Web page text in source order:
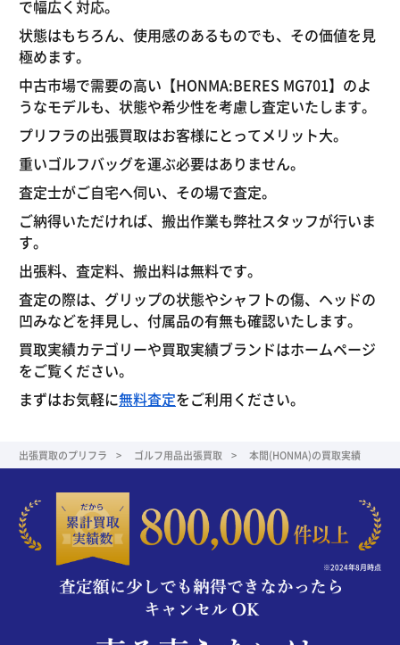
で幅広く対応。
状態はもちろん、使用感のあるものでも、その価値を見
極めます。
中古市場で需要の高い【HONMA:BERES MG701】のよ
うなモデルも、状態や希少性を考慮し査定いたします。
プリフラの出張買取はお客様にとってメリット大。
重いゴルフバッグを運ぶ必要はありません。
査定士がご自宅へ伺い、その場で査定。
ご納得いただければ、搬出作業も弊社スタッフが行いま
す。
出張料、査定料、搬出料は無料です。
査定の際は、グリップの状態やシャフトの傷、ヘッドの
凹みなどを拝見し、付属品の有無も確認いたします。
買取実績カテゴリーや買取実績ブランドはホームページ
をご覧ください。
まずはお気軽に無料査定をご利用ください。
出張買取のプリフラ ゴルフ用品出張買取 本間(HONMA)の買取実績
※2024年8月時点